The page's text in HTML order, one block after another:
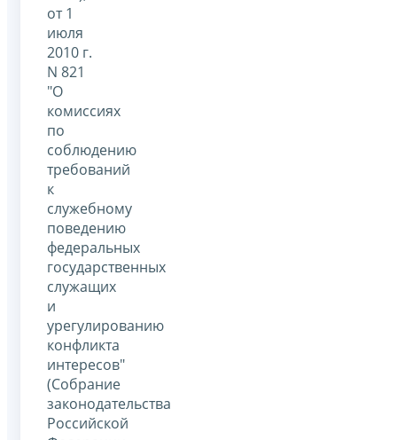
от 1
июля
2010 г.
N 821
"О
комиссиях
по
соблюдению
требований
к
служебному
поведению
федеральных
государственных
служащих
и
урегулированию
конфликта
интересов"
(Собрание
законодательства
Российской